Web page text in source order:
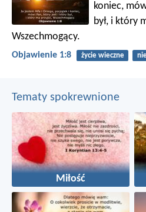
koniec,
był, i który
Wszechmogący.
Objawienie 1:8 życie wieczne
Tematy spokrewnione
Miłość